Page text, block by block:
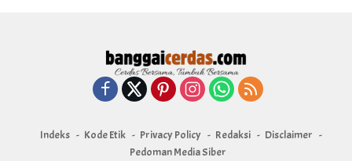
Indeks Kode Etik Privacy Policy Redaksi
Disclaimer
Pedoman Media Siber